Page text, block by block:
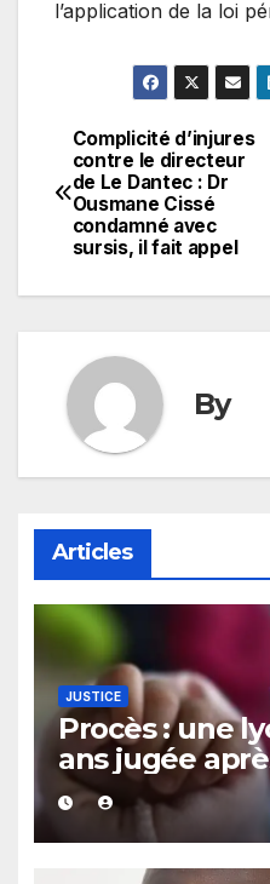
l’application de la loi
Navigation
de
l’article
Complicité d’injures
contre le directeur
de Le Dantec : Dr
Ousmane Cissé
condamné avec
sursis, il fait appel
By
Articles
JUSTICE
Procès : une
ans jugée
découverte
sous un lit